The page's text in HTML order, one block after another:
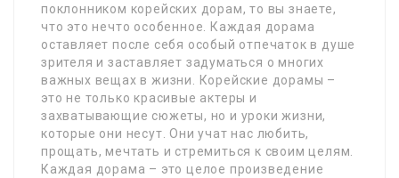
поклонником корейских дорам, то вы знаете,
что это нечто особенное. Каждая дорама
оставляет после себя особый отпечаток в душе
зрителя и заставляет задуматься о многих
важных вещах в жизни. Корейские дорамы –
это не только красивые актеры и
захватывающие сюжеты, но и уроки жизни,
которые они несут. Они учат нас любить,
прощать, мечтать и стремиться к своим целям.
Каждая дорама – это целое произведение